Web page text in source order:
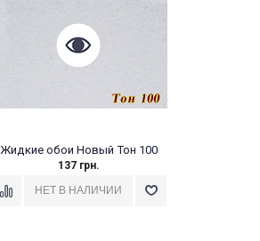
Жидкие обои Новый Тон 100
137 грн.